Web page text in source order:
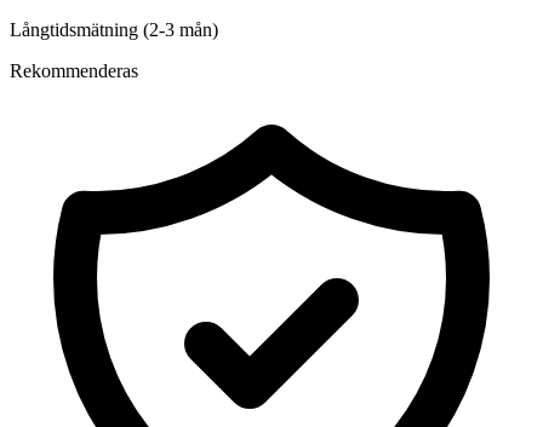
Långtidsmätning (2-3 mån)
Rekommenderas